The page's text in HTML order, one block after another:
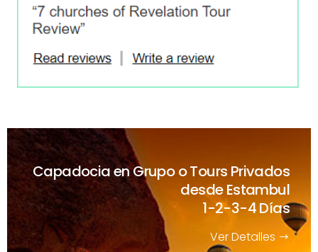
Capadocia en Grupo o Tours Privados
desde Estambul
1-2-3-4 Días
Ver Detalles